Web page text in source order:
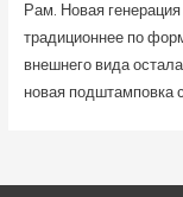
Рам. Новая
традиционнее по
внешнего вида
новая подштамповка